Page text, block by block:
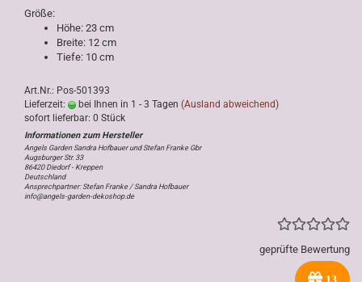
Größe:
Höhe: 23 cm
Breite: 12 cm
Tiefe: 10 cm
Art.Nr.: Pos-501393
Lieferzeit:
bei Ihnen in 1 - 3 Tagen (Ausland abweichend)
sofort lieferbar: 0 Stück
Angels Garden Sandra Hofbauer und Stefan Franke Gbr
Augsburger Str. 33
86420 Diedorf - Kreppen
Deutschland
Ansprechpartner: Stefan Franke / Sandra Hofbauer
info@angels-garden-dekoshop.de
geprüfte Bewertung